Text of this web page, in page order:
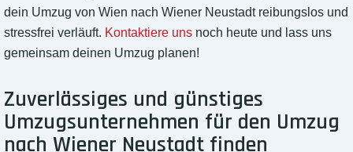
dein Umzug von Wien nach Wiener Neustadt reibungslos und
stressfrei verläuft. Kontaktiere uns noch heute und lass uns
gemeinsam deinen Umzug planen!
Zuverlässiges und günstiges
Umzugsunternehmen für den Umzug
nach Wiener Neustadt finden